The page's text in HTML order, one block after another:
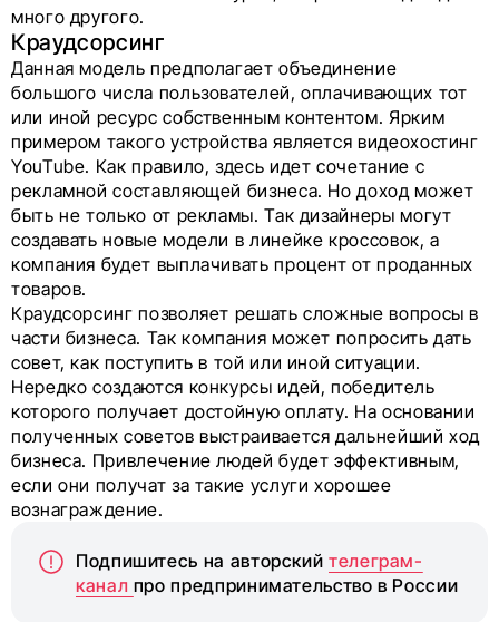
много другого.
Краудсорсинг
Данная модель предполагает объединение
большого числа пользователей, оплачивающих тот
или иной ресурс собственным контентом. Ярким
примером такого устройства является видеохостинг
YouTube. Как правило, здесь идет сочетание с
рекламной составляющей бизнеса. Но доход может
быть не только от рекламы. Так дизайнеры могут
создавать новые модели в линейке кроссовок, а
компания будет выплачивать процент от проданных
товаров.
Краудсорсинг позволяет решать сложные вопросы в
части бизнеса. Так компания может попросить дать
совет, как поступить в той или иной ситуации.
Нередко создаются конкурсы идей, победитель
которого получает достойную оплату. На основании
полученных советов выстраивается дальнейший ход
бизнеса. Привлечение людей будет эффективным,
если они получат за такие услуги хорошее
вознаграждение.
Подпишитесь на авторский телеграм-
канал про предпринимательство в России